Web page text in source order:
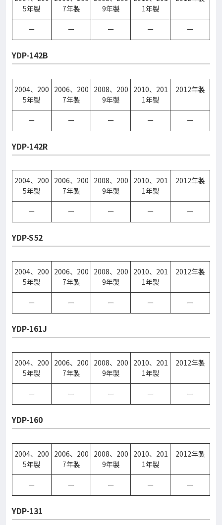
5年製
7年製
9年製
1年製
ー ー ー ー ー
YDP-142B
2004、200
5年製
2006、200
7年製
2008、200
9年製
2010、201
1年製
2012年製
ー ー ー ー ー
YDP-142R
2004、200
5年製
2006、200
7年製
2008、200
9年製
2010、201
1年製
2012年製
ー ー ー ー ー
YDP-S52
2004、200
5年製
2006、200
7年製
2008、200
9年製
2010、201
1年製
2012年製
ー ー ー ー ー
YDP-161J
2004、200
5年製
2006、200
7年製
2008、200
9年製
2010、201
1年製
2012年製
ー ー ー ー ー
YDP-160
2004、200
5年製
2006、200
7年製
2008、200
9年製
2010、201
1年製
2012年製
ー ー ー ー ー
YDP-131